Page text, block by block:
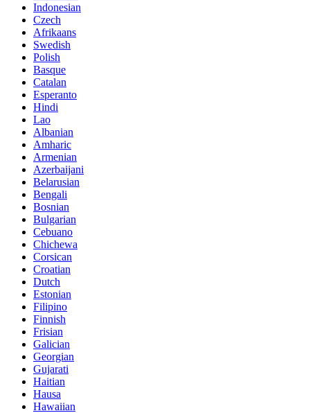
Indonesian
Czech
Afrikaans
Swedish
Polish
Basque
Catalan
Esperanto
Hindi
Lao
Albanian
Amharic
Armenian
Azerbaijani
Belarusian
Bengali
Bosnian
Bulgarian
Cebuano
Chichewa
Corsican
Croatian
Dutch
Estonian
Filipino
Finnish
Frisian
Galician
Georgian
Gujarati
Haitian
Hausa
Hawaiian